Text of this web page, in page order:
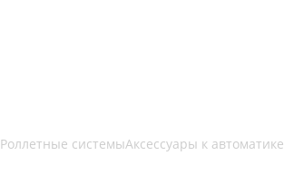
Роллетные системыАксессуары к автоматике